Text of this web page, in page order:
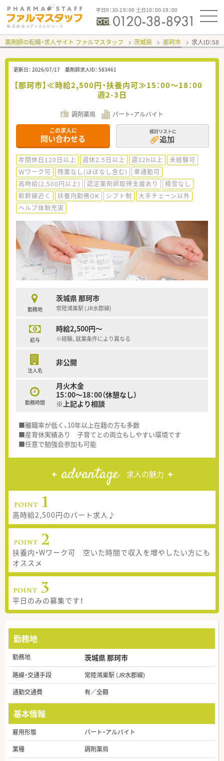
平日9：30-19：00 土日10：00-19：00
薬剤師の転職・求人サイト ファルマスタッフ 茨城県 那珂市 求人ID：
更新日： 2026/07/17 薬剤師求人ID： 583461
【那珂市】≪時給2,500円・扶養内可≫15：00～18：00
週2-3日
調剤薬局 パート・アルバイト
この求人に
問い合わせる
検討リストに
追加
年間休日120日以上 週休2.5日以上 週32h以上
未経験可
Ｗワーク可
残業なし(ほぼなし含む)
車通勤可
高時給(2,500円以上)
認定薬剤師取得支援あり
積雪なし
新幹線近く
扶養内勤務OK シフト制
大手チェーン以外
ヘルプ体制充実
勤務地
茨城県 那珂市
常陸鴻巣駅 (JR水郡線)
給与
時給2,500円～
※経験、就業条件により異なる
法人名
非公開
勤務時間
月火木金
15：00～18：00（休憩なし）
※上記より相談
■離職率が低く、10年以上在籍の方も多数
■産育休実績あり 子育てとの両立もしやすい環境です
■任意で勉強会参加も可能
advantage 求人の魅力
高時給2,500円のパート求人♪
扶養内・Wワーク可 空いた時間で収入を増やしたい方にも
オススメ
平日のみの募集です！
勤務地
勤務地 茨城県 那珂市
路線・交通手段
常陸鴻巣駅 (JR水郡線)
通勤交通費
有／全額
基本情報
雇用形態
パート・アルバイト
業種
調剤薬局